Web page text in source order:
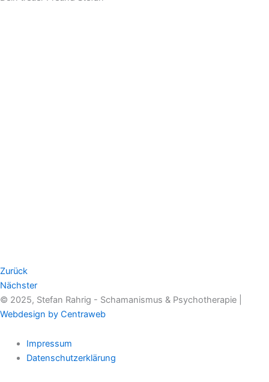
Zurück
Nächster
© 2025, Stefan Rahrig - Schamanismus & Psychotherapie |
Webdesign by Centraweb
Impressum
Datenschutzerklärung